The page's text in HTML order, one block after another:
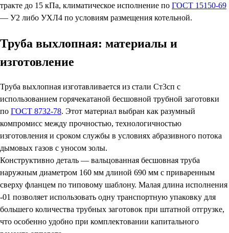
тракте до 15 кПа, климатическое исполнение по ГОСТ 15150-69
— У2 либо УХЛ4 по условиям размещения котельной.
Труба выхлопная: материалы и
изготовление
Труба выхлопная изготавливается из стали Ст3сп с
использованием горячекатаной бесшовной трубной заготовки
по ГОСТ 8732-78. Этот материал выбран как разумный
компромисс между прочностью, технологичностью
изготовления и сроком службы в условиях абразивного потока
дымовых газов с уносом золы.
Конструктивно деталь — вальцованная бесшовная труба
наружным диаметром 160 мм длиной 690 мм с приваренным
сверху фланцем по типовому шаблону. Малая длина исполнения
-01 позволяет использовать одну транспортную упаковку для
большего количества трубных заготовок при штатной отгрузке,
что особенно удобно при комплектовании капитального